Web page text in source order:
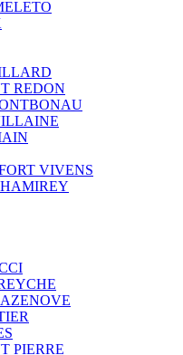
REDON
VIVENS
PIERRE